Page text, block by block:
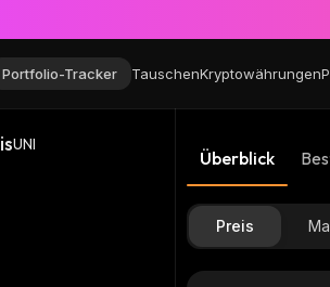
Portfolio-Tracker TauschenKryptowährungen
UNI
Überblick
Preis